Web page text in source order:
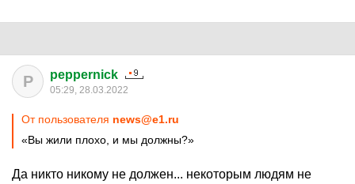
P peppernick
05:29, 28.03.2022
От пользователя news@e1.ru
«Вы жили плохо, и мы должны?»
Да никто никому не должен... некоторым людям не